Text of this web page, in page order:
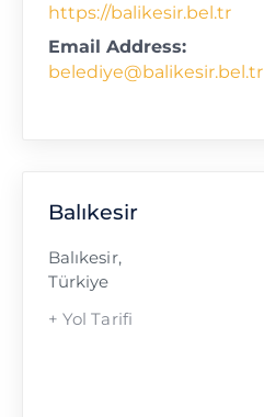
https://balikesir.bel.tr
Email Address:
belediye@balikesir.bel.tr
Balıkesir
Balıkesir,
Türkiye
+ Yol Tarifi